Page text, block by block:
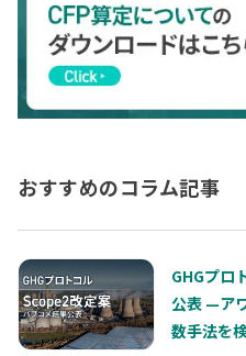
おすすめのコラム記事
GHGプロ
公表 —ア
数手法を